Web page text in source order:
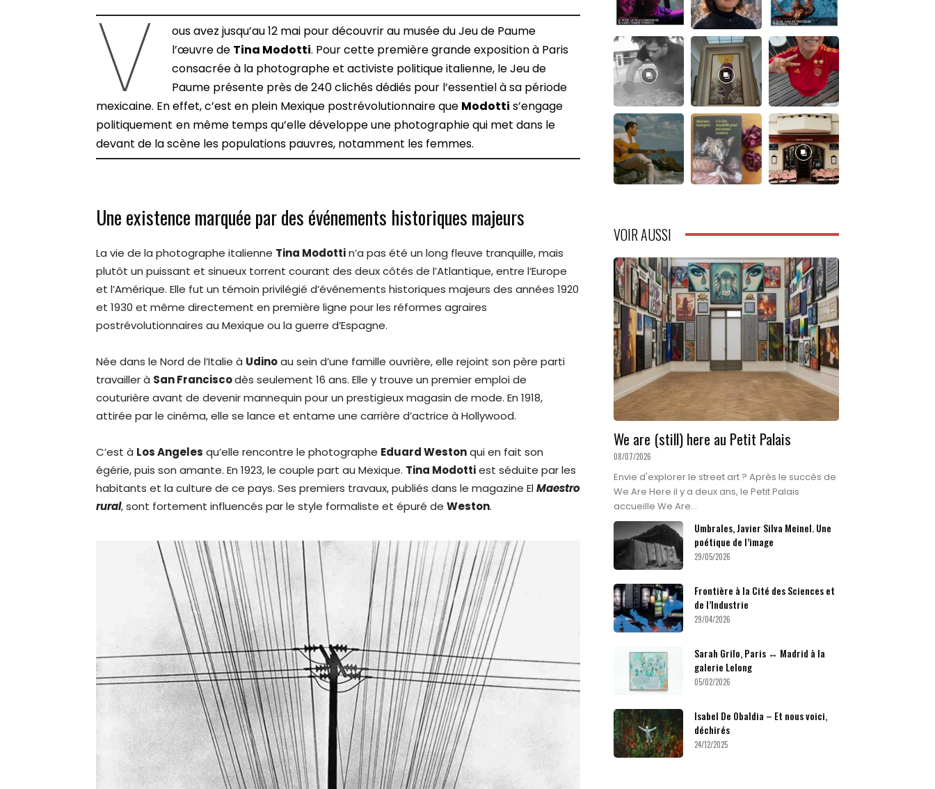
V
ous avez jusqu’au 12 mai pour découvrir au musée du Jeu de Paume
l’œuvre de Tina Modotti. Pour cette première grande exposition à Paris
consacrée à la photographe et activiste politique italienne, le Jeu de
Paume présente près de 240 clichés dédiés pour l’essentiel à sa période
mexicaine. En effet, c’est en plein Mexique postrévolutionnaire que Modotti s’engage
politiquement en même temps qu’elle développe une photographie qui met dans le
devant de la scène les populations pauvres, notamment les femmes.
Une existence marquée par des événements historiques majeurs
La vie de la photographe italienne Tina Modottin’a pas été un long fleuve tranquille, mais
plutôt un puissant et sinueux torrent courant des deux côtés de l’Atlantique, entre l’Europe
et l’Amérique. Elle fut un témoin privilégié d’événements historiques majeurs des années 1920
et 1930 et même directement en première ligne pour les réformes agraires
postrévolutionnaires au Mexique ou la guerre d’Espagne.
Née dans le Nord de l’Italie à Udinoau sein d’une famille ouvrière, elle rejoint son père parti
travailler à San Franciscodès seulement 16 ans. Elle y trouve un premier emploi de
couturière avant de devenir mannequin pour un prestigieux magasin de mode. En 1918,
attirée par le cinéma, elle se lance et entame une carrière d’actrice à Hollywood.
C’est à Los Angeles qu’elle rencontre le photographe Eduard Westonqui en fait son
égérie, puis son amante. En 1923, le couple part au Mexique. Tina Modottiest séduite par les
habitants et la culture de ce pays. Ses premiers travaux, publiés dans le magazine ElMaestro
rural, sont fortement influencés par le style formaliste et épuré de Weston.
VOIR AUSSI
We are (still) here au Petit Palais
08/07/2026
Envie d'explorer le street art ? Après le succès de
We Are Here il y a deux ans, le Petit Palais
accueille We Are...
Umbrales, Javier Silva Meinel. Une
poétique de l’image
29/05/2026
Frontière à la Cité des Sciences et
de l’Industrie
29/04/2026
Sarah Grilo, Paris ↔ Madrid à la
galerie Lelong
05/02/2026
Isabel De Obaldia – Et nous voici,
déchirés
24/12/2025